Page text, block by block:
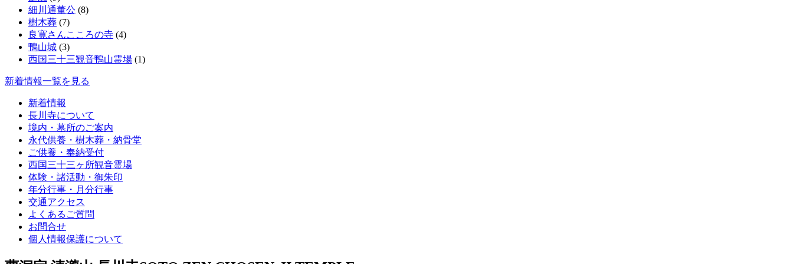
細川通董公 (8)
樹木葬 (7)
良寛さんこころの寺 (4)
鴨山城 (3)
西国三十三観音鴨山霊場 (1)
新着情報一覧を見る
新着情報
長川寺について
境内・墓所のご案内
永代供養・樹木葬・納骨堂
ご供養・奉納受付
西国三十三ヶ所観音霊場
体験・諸活動・御朱印
年分行事・月分行事
交通アクセス
よくあるご質問
お問合せ
個人情報保護について